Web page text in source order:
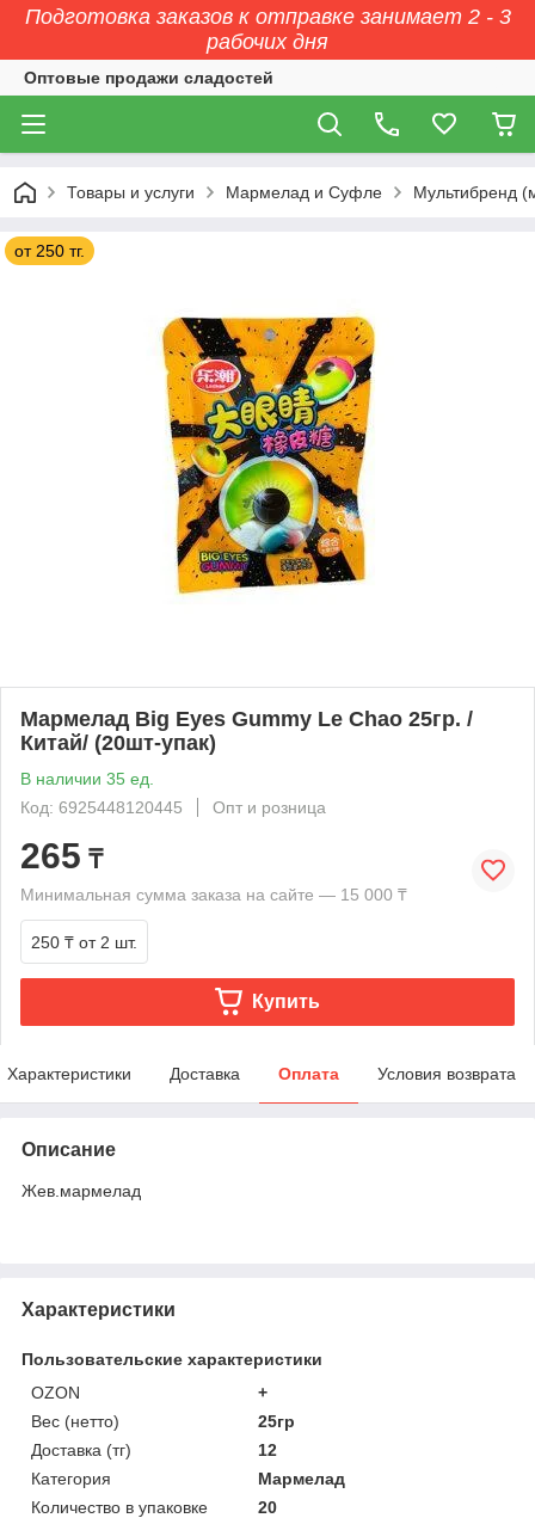
Подготовка заказов к отправке занимает 2 - 3
рабочих дня
Оптовые продажи сладостей
Товары и услуги Мармелад и Суфле Мультибренд
от 250 тг.
Мармелад Big Eyes Gummy Le Chao 25гр. /
Китай/ (20шт-упак)
В наличии 35 ед.
Код: 6925448120445
Опт и розница
265 ₸
Минимальная сумма заказа на сайте — 15 000 ₸
250 ₸ от 2 шт.
Купить
Характеристики Доставка Оплата Условия возврата
Описание
Жев.мармелад
Характеристики
Пользовательские характеристики
OZON
+
Вес (нетто)
25гр
Доставка (тг)
12
Категория
Мармелад
Количество в упаковке
20